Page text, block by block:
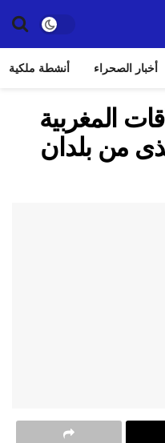
أخبار الصحراء أنشطة ملكية
المغربية
من بلدان